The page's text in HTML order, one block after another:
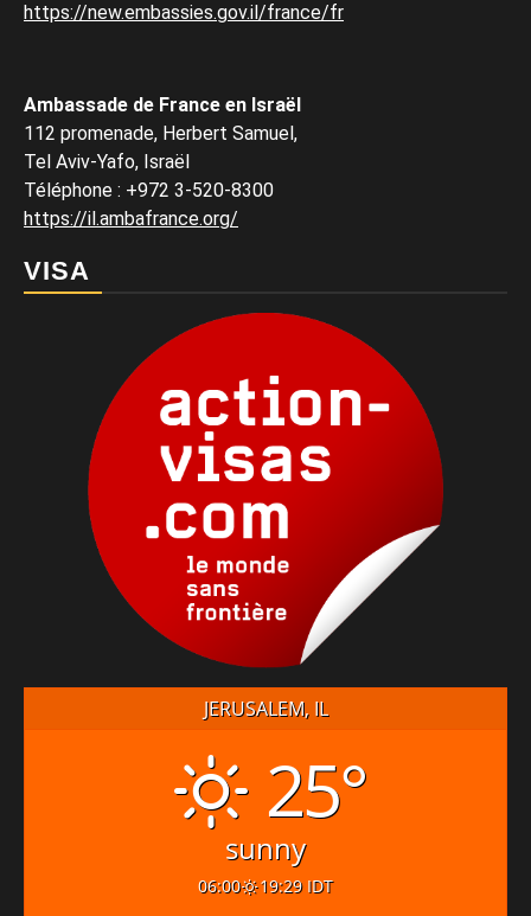
https://new.embassies.gov.il/france/fr
Ambassade de France en Israël
112 promenade, Herbert Samuel,
Tel Aviv-Yafo, Israël
Téléphone : +972 3-520-8300
https://il.ambafrance.org/
VISA
JERUSALEM, IL
25°
sunny
06:00 19:29 IDT